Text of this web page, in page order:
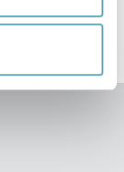
activamente
Declaración